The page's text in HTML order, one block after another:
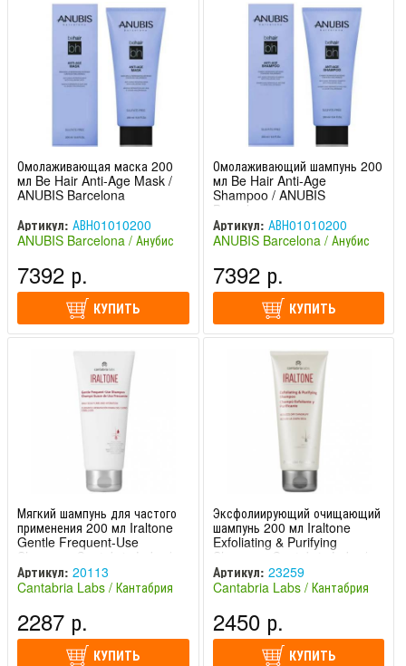
Омолаживающая маска 200
мл Be Hair Anti-Age Mask /
ANUBIS Barcelona
Артикул: АВН01010200
АВН01020200 АВН01030100
ANUBIS Barcelona / Анубис
7392 р.
КУПИТЬ
Омолаживающий шампунь 200
мл Be Hair Anti-Age
Shampoo / ANUBIS
Barcelona
Артикул: АВН01010200
ANUBIS Barcelona / Анубис
7392 р.
КУПИТЬ
Мягкий шампунь для частого
применения 200 мл Iraltone
Gentle Frequent-Use
Shampoo Cantabria Labs /
Кантабрия Лабс
Артикул: 20113
Cantabria Labs / Кантабрия
2287 р.
КУПИТЬ
Эксфолиирующий очищающий
шампунь 200 мл Iraltone
Exfoliating & Purifying
Shampoo Cantabria Labs /
Кантабрия Лабс
Артикул: 23259
Cantabria Labs / Кантабрия
2450 р.
КУПИТЬ